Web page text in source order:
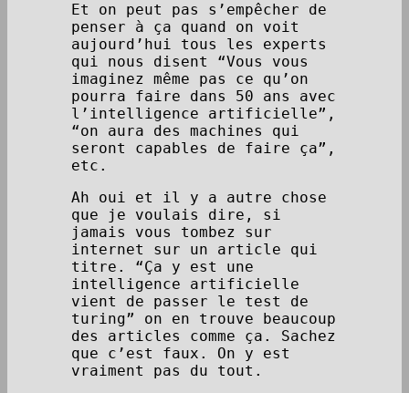
Et on peut pas s’empêcher de
penser à ça quand on voit
aujourd’hui tous les experts
qui nous disent “Vous vous
imaginez même pas ce qu’on
pourra faire dans 50 ans avec
l’intelligence artificielle”,
“on aura des machines qui
seront capables de faire ça”,
etc.
Ah oui et il y a autre chose
que je voulais dire, si
jamais vous tombez sur
internet sur un article qui
titre. “Ça y est une
intelligence artificielle
vient de passer le test de
turing” on en trouve beaucoup
des articles comme ça. Sachez
que c’est faux. On y est
vraiment pas du tout.